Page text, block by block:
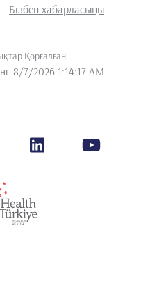
Бізбен хабарласыңы
Қорғалған
8/7/2026 1:14:17 AM